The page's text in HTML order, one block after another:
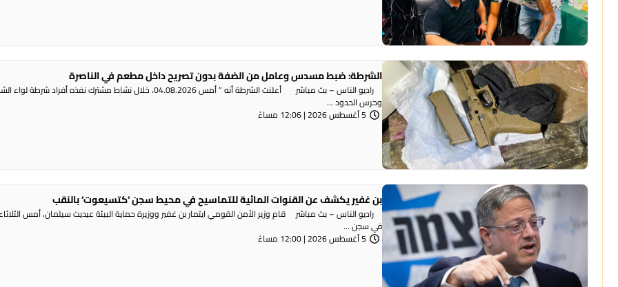
الشرطة: ضبط مسدس وعامل من الضفة بدون تصريح داخل مطعم في الناصرة
راديو الناس – بث مباشر أعلنت الشرطة أنه ” أمس 04.08.2026، خلال نشاط مشترك نفذه أفراد شرطة
وحرس الحدود ...
5 أغسطس 2026 | 12:06 مساءً
بن غفير يكشف عن القنوات المائية للتماسيح في محيط سجن ‘كتسيعوت‘ بالنقب
راديو الناس – بث مباشر قام وزير الأمن القومي ايتمار بن غفير ووزيرة حماية البيئة عيديت سيلمان، أمس
في سجن ...
5 أغسطس 2026 | 12:00 مساءً